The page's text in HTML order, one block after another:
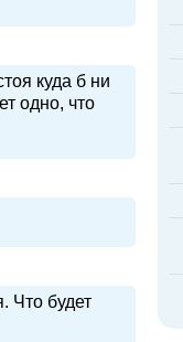
куда б ни
одно, что
Что будет